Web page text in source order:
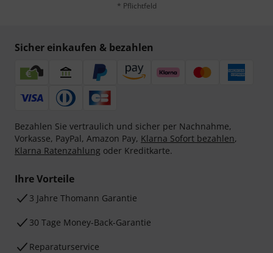
* Pflichtfeld
Sicher einkaufen & bezahlen
Bezahlen Sie vertraulich und sicher per Nachnahme,
Vorkasse, PayPal, Amazon Pay, Klarna Sofort bezahlen,
Klarna Ratenzahlung oder Kreditkarte.
Ihre Vorteile
3 Jahre Thomann Garantie
30 Tage Money-Back-Garantie
Reparaturservice